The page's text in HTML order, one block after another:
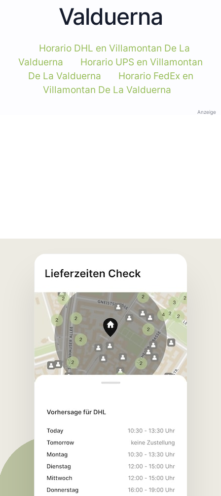
Valduerna
Horario DHL en Villamontan De La
Valduerna
Horario UPS en Villamontan
De La Valduerna
Horario FedEx en
Villamontan De La Valduerna
Anzeige